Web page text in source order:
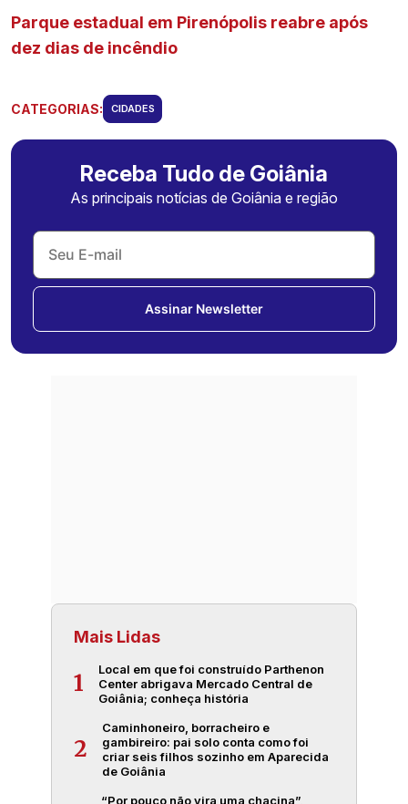
Parque estadual em Pirenópolis reabre após
dez dias de incêndio
CATEGORIAS: CIDADES
Receba Tudo de Goiânia
As principais notícias de Goiânia e região
Assinar Newsletter
Mais Lidas
1
Local em que foi construído Parthenon
Center abrigava Mercado Central de
Goiânia; conheça história
2
Caminhoneiro, borracheiro e
gambireiro: pai solo conta como foi
criar seis filhos sozinho em Aparecida
de Goiânia
“Por pouco não vira uma chacina”,